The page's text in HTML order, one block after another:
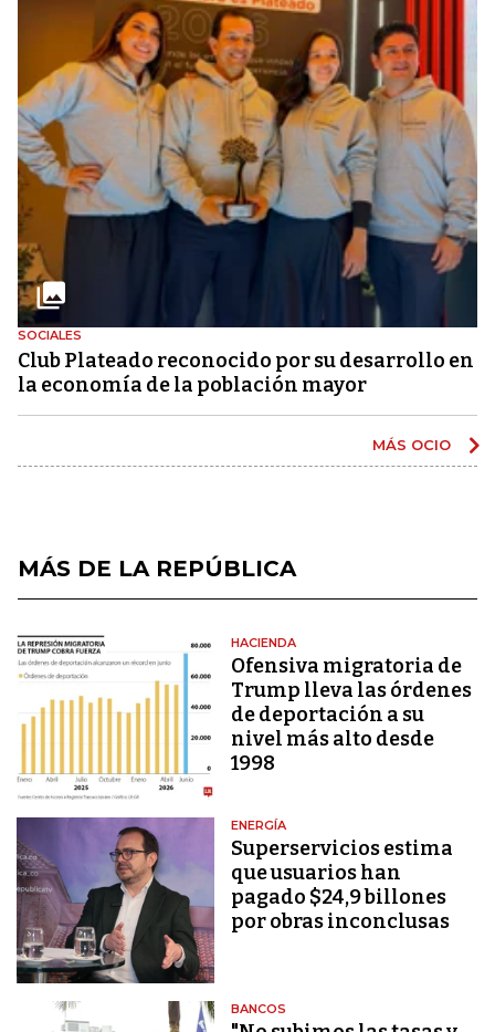
SOCIALES
Club Plateado reconocido por su desarrollo en
la economía de la población mayor
MÁS OCIO
MÁS DE LA REPÚBLICA
HACIENDA
Ofensiva migratoria de
Trump lleva las órdenes
de deportación a su
nivel más alto desde
1998
ENERGÍA
Superservicios estima
que usuarios han
pagado $24,9 billones
por obras inconclusas
BANCOS